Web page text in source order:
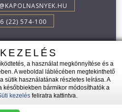
(22) 574-100
- MINDEN JOG FENNTARTVA!
a használat megkönnyítése és a
A weboldal láblécében megtekinthető
sütik használatának részletes leírása. A
későbbiekben bármikor módosíthatók a
kezelés feliratra kattintva.